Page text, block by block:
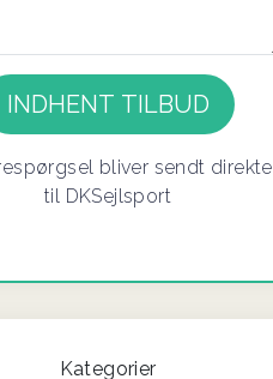
bliver sendt direkte
til DKSejlsport
Kategorier